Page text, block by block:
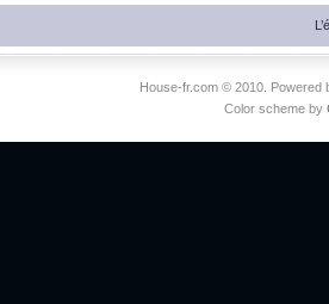
House-fr.com © 2010. Powered
Color scheme by